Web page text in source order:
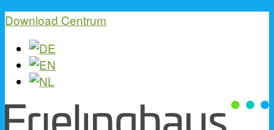
Download Centrum